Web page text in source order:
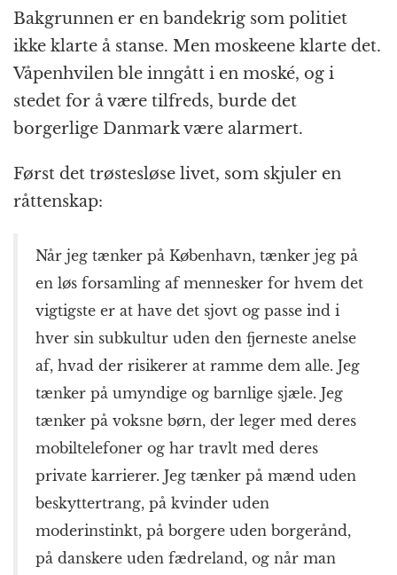
Bakgrunnen er en bandekrig som politiet
ikke klarte å stanse. Men moskeene klarte det.
Våpenhvilen ble inngått i en moské, og i
stedet for å være tilfreds, burde det
borgerlige Danmark være alarmert.
Først det trøstesløse livet, som skjuler en
råttenskap:
Når jeg tænker på København, tænker jeg på
en løs forsamling af mennesker for hvem det
vigtigste er at have det sjovt og passe ind i
hver sin subkultur uden den fjerneste anelse
af, hvad der risikerer at ramme dem alle. Jeg
tænker på umyndige og barnlige sjæle. Jeg
tænker på voksne børn, der leger med deres
mobiltelefoner og har travlt med deres
private karrierer. Jeg tænker på mænd uden
beskyttertrang, på kvinder uden
moderinstinkt, på borgere uden borgerånd,
på danskere uden fædreland, og når man